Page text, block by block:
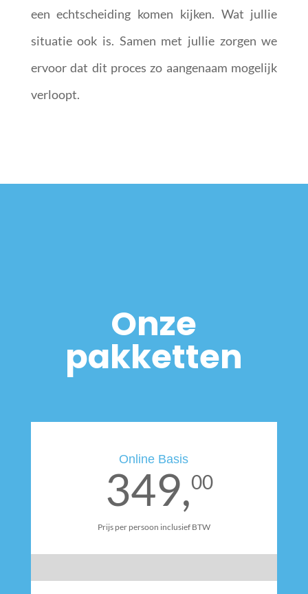
een echtscheiding komen kijken. Wat jullie
situatie ook is. Samen met jullie zorgen we
ervoor dat dit proces zo aangenaam mogelijk
verloopt.
Onze
pakketten
Online Basis
349,00
Prijs per persoon inclusief BTW